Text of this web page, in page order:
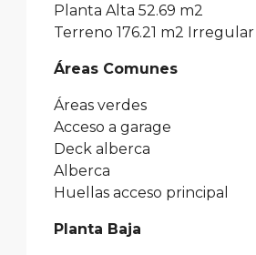
Planta Alta 52.69 m2
Terreno 176.21 m2 Irregular
Áreas Comunes
Áreas verdes
Acceso a garage
Deck alberca
Alberca
Huellas acceso principal
Planta Baja